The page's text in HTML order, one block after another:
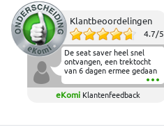
Klantbeoordelingen
4.7/5
De seat saver heel snel
ontvangen, een trektocht
van 6 dagen ermee gedaan
en deze heeft de beproeving
fantastisch doorstaan.
Heerlijk zacht om op te
elkaar in het zadel.
eKomi Klantenfeedback